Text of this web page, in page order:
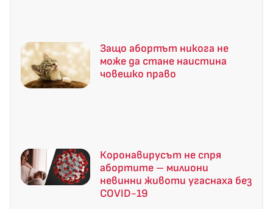
Защо абортът никога не
може да стане наистина
човешко право
Коронавирусът не спря
абортите – милиони
невинни животи угаснаха без
COVID-19